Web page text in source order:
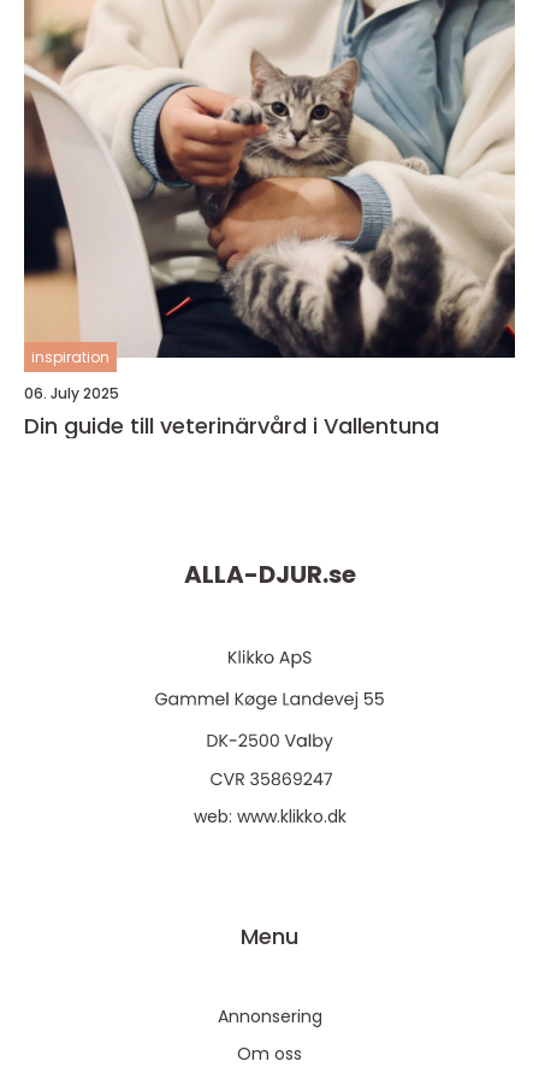
inspiration
06. July 2025
Din guide till veterinärvård i Vallentuna
ALLA-DJUR.se
web: www.klikko.dk
Menu
Annonsering
Om oss